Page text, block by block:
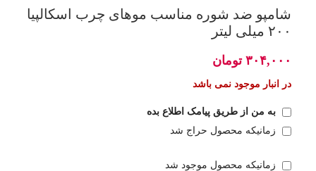
شامپو ضد شوره مناسب موهای چرب اسکالپیا
۲۰۰ میلی لیتر
۳۰۴,۰۰۰ تومان
در انبار موجود نمی باشد
به من از طریق پیامک اطلاع بده
زمانیکه محصول حراج شد
زمانیکه محصول موجود شد